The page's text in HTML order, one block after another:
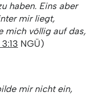
haben. Eins aber
mir liegt,
mich völlig auf das,
NGÜ)
mir nicht ein,